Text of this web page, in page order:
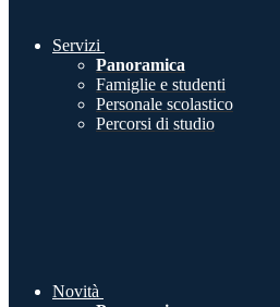
Servizi
Panoramica
Famiglie e studenti
Personale scolastico
Percorsi di studio
Novità